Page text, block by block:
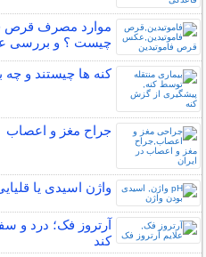
چیست ؟ و بررسی
کنه ها چیستند و چه
جراح مغز و اعصاب
واژن اسیدی یا
آرتروز فک؛ درد و
کند